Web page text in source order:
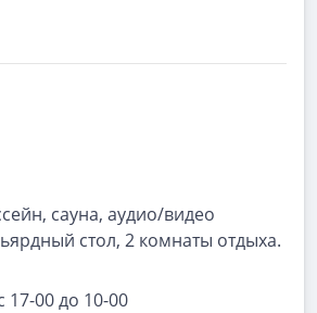
сауна, аудио/видео
стол, 2 комнаты отдыха.
17-00 до 10-00